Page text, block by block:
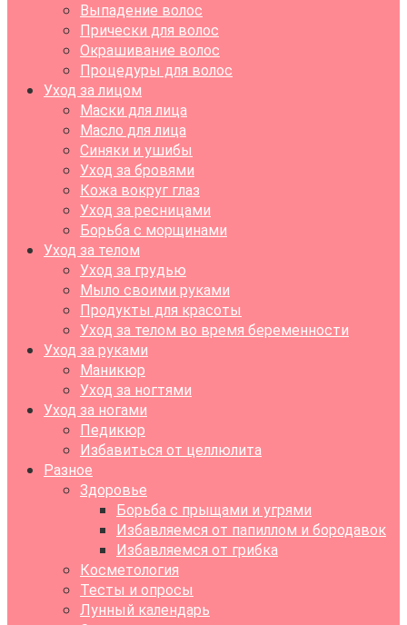
Выпадение волос
Прически для волос
Окрашивание волос
Процедуры для волос
Уход за лицом
Маски для лица
Масло для лица
Синяки и ушибы
Уход за бровями
Кожа вокруг глаз
Уход за ресницами
Борьба с морщинами
Уход за телом
Уход за грудью
Мыло своими руками
Продукты для красоты
Уход за телом во время беременности
Уход за руками
Маникюр
Уход за ногтями
Уход за ногами
Педикюр
Избавиться от целлюлита
Разное
Здоровье
Борьба с прыщами и угрями
Избавляемся от папиллом и бородавок
Избавляемся от грибка
Косметология
Тесты и опросы
Лунный календарь